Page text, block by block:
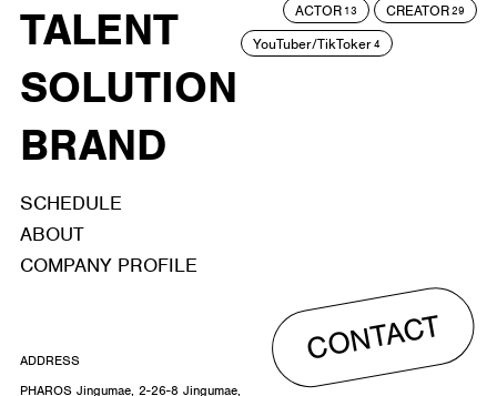
TALENT
SOLUTION
BRAND
ACTOR 13 CREATOR29
YouTuber/TikToker4
SCHEDULE
ABOUT
COMPANY PROFILE
CONTACT
ADDRESS
PHAROS Jingumae, 2-26-8 Jingumae,